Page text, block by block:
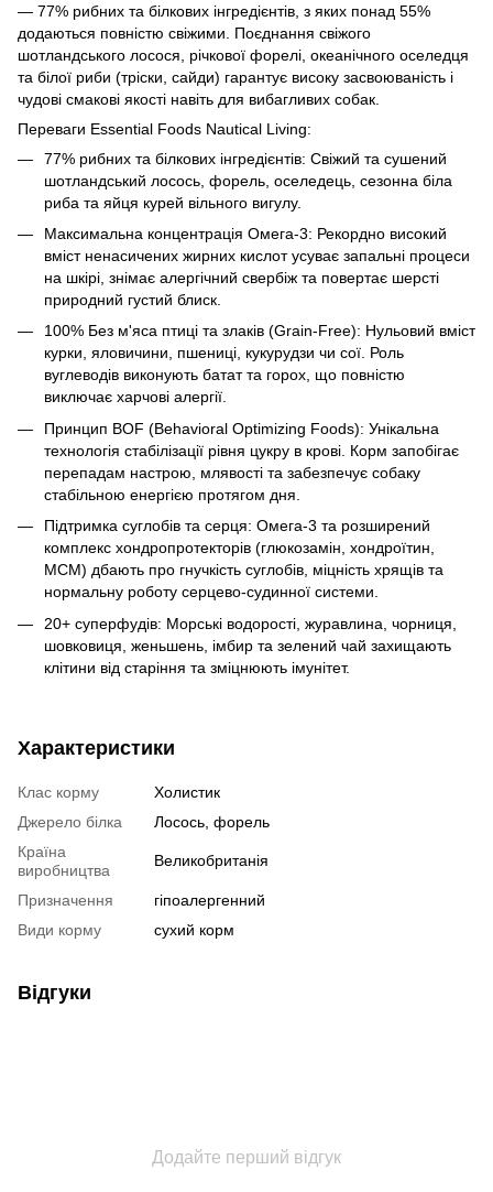
— 77% рибних та білкових інгредієнтів, з яких понад 55%
додаються повністю свіжими. Поєднання свіжого
шотландського лосося, річкової форелі, океанічного оселедця
та білої риби (тріски, сайди) гарантує високу засвоюваність і
чудові смакові якості навіть для вибагливих собак.
Переваги Essential Foods Nautical Living:
77% рибних та білкових інгредієнтів: Свіжий та сушений
шотландський лосось, форель, оселедець, сезонна біла
риба та яйця курей вільного вигулу.
Максимальна концентрація Омега-3: Рекордно високий
вміст ненасичених жирних кислот усуває запальні процеси
на шкірі, знімає алергічний свербіж та повертає шерсті
природний густий блиск.
100% Без м'яса птиці та злаків (Grain-Free): Нульовий вміст
курки, яловичини, пшениці, кукурудзи чи сої. Роль
вуглеводів виконують батат та горох, що повністю
виключає харчові алергії.
Принцип BOF (Behavioral Optimizing Foods): Унікальна
технологія стабілізації рівня цукру в крові. Корм запобігає
перепадам настрою, млявості та забезпечує собаку
стабільною енергією протягом дня.
Підтримка суглобів та серця: Омега-3 та розширений
комплекс хондропротекторів (глюкозамін, хондроїтин,
МСМ) дбають про гнучкість суглобів, міцність хрящів та
нормальну роботу серцево-судинної системи.
20+ суперфудів: Морські водорості, журавлина, чорниця,
шовковиця, женьшень, імбир та зелений чай захищають
клітини від старіння та зміцнюють імунітет.
Характеристики
Клас корму
Холистик
Джерело білка
Лосось, форель
Країна
виробництва
Великобританія
Призначення
гіпоалергенний
Види корму
сухий корм
Відгуки
Додайте перший відгук